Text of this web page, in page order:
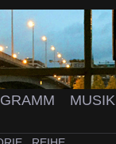
MUSIK